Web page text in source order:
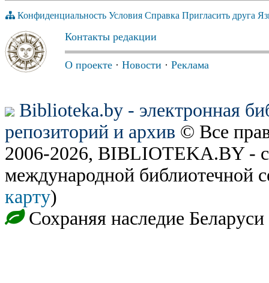
Конфиденциальность Условия Справка Пригласить друга
Контакты редакции
О проекте · Новости · Реклама
Biblioteka.by - электронная
репозиторий и архив © Все
2006-2026, BIBLIOTEKA.BY -
международной библиотечной
карту)
Сохраняя наследие Беларуси